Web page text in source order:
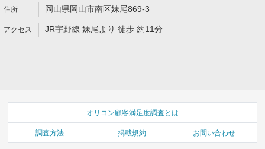
岡山県岡山市南区妹尾869-3
JR宇野線 妹尾より 徒歩 約11分
オリコン顧客満足度調査とは
調査方法 掲載規約 お問い合わせ